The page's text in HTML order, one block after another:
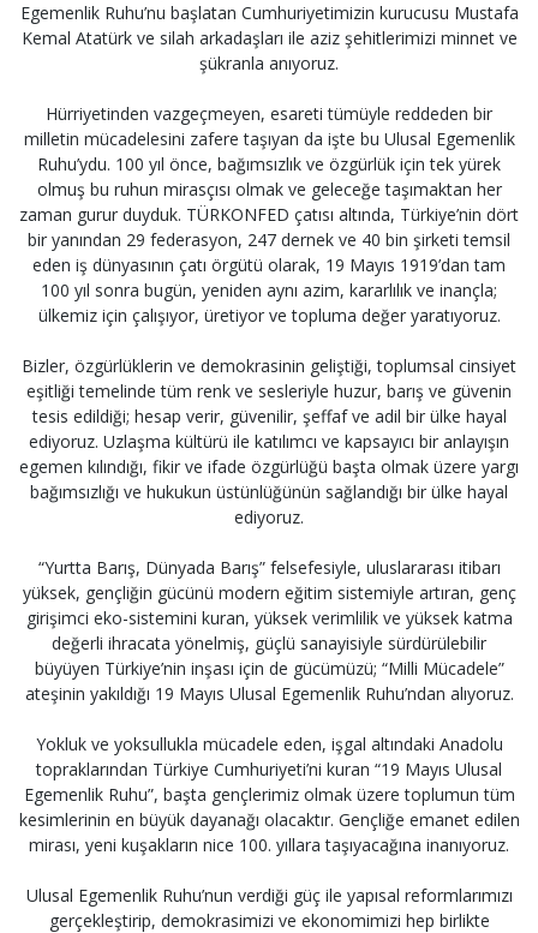
Egemenlik Ruhu’nu başlatan Cumhuriyetimizin kurucusu Mustafa
Kemal Atatürk ve silah arkadaşları ile aziz şehitlerimizi minnet ve
şükranla anıyoruz.
Hürriyetinden vazgeçmeyen, esareti tümüyle reddeden bir
milletin mücadelesini zafere taşıyan da işte bu Ulusal Egemenlik
Ruhu’ydu. 100 yıl önce, bağımsızlık ve özgürlük için tek yürek
olmuş bu ruhun mirasçısı olmak ve geleceğe taşımaktan her
zaman gurur duyduk. TÜRKONFED çatısı altında, Türkiye’nin dört
bir yanından 29 federasyon, 247 dernek ve 40 bin şirketi temsil
eden iş dünyasının çatı örgütü olarak, 19 Mayıs 1919’dan tam
100 yıl sonra bugün, yeniden aynı azim, kararlılık ve inançla;
ülkemiz için çalışıyor, üretiyor ve topluma değer yaratıyoruz.
Bizler, özgürlüklerin ve demokrasinin geliştiği, toplumsal cinsiyet
eşitliği temelinde tüm renk ve sesleriyle huzur, barış ve güvenin
tesis edildiği; hesap verir, güvenilir, şeffaf ve adil bir ülke hayal
ediyoruz. Uzlaşma kültürü ile katılımcı ve kapsayıcı bir anlayışın
egemen kılındığı, fikir ve ifade özgürlüğü başta olmak üzere yargı
bağımsızlığı ve hukukun üstünlüğünün sağlandığı bir ülke hayal
ediyoruz.
“Yurtta Barış, Dünyada Barış” felsefesiyle, uluslararası itibarı
yüksek, gençliğin gücünü modern eğitim sistemiyle artıran, genç
girişimci eko-sistemini kuran, yüksek verimlilik ve yüksek katma
değerli ihracata yönelmiş, güçlü sanayisiyle sürdürülebilir
büyüyen Türkiye’nin inşası için de gücümüzü; “Milli Mücadele”
ateşinin yakıldığı 19 Mayıs Ulusal Egemenlik Ruhu’ndan alıyoruz.
Yokluk ve yoksullukla mücadele eden, işgal altındaki Anadolu
topraklarından Türkiye Cumhuriyeti’ni kuran “19 Mayıs Ulusal
Egemenlik Ruhu”, başta gençlerimiz olmak üzere toplumun tüm
kesimlerinin en büyük dayanağı olacaktır. Gençliğe emanet edilen
mirası, yeni kuşakların nice 100. yıllara taşıyacağına inanıyoruz.
Ulusal Egemenlik Ruhu’nun verdiği güç ile yapısal reformlarımızı
gerçekleştirip, demokrasimizi ve ekonomimizi hep birlikte